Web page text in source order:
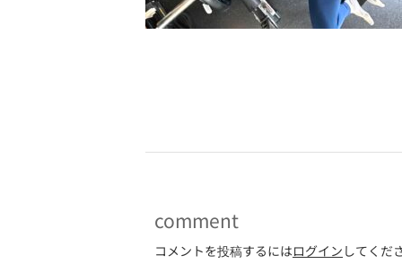
comment
コメントを投稿するにはログイン してくだ